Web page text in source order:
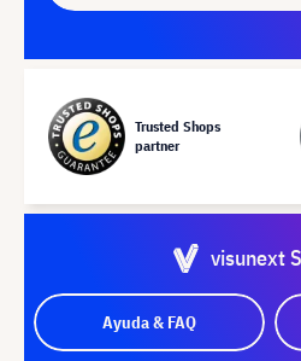
Trusted Shops
partner
visunext
Ayuda & FAQ